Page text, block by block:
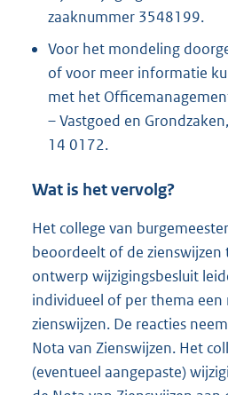
zaaknummer 3548199.
Voor het mondeling
of voor meer informatie
met het
– Vastgoed en
14 0172.
Wat is het vervolg?
Het college van
beoordeelt of de
ontwerp wijzigingsbesluit
individueel of per thema een
zienswijzen. De reacties
Nota van Zienswijzen. Het
(eventueel aangepaste)